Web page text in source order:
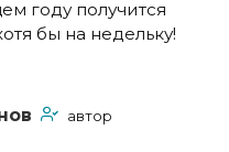
году получится
бы на недельку!
автор